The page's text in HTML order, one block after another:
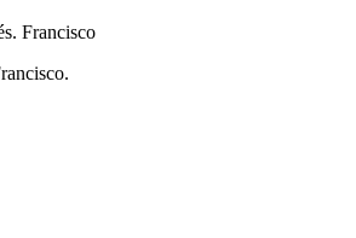
Francisco